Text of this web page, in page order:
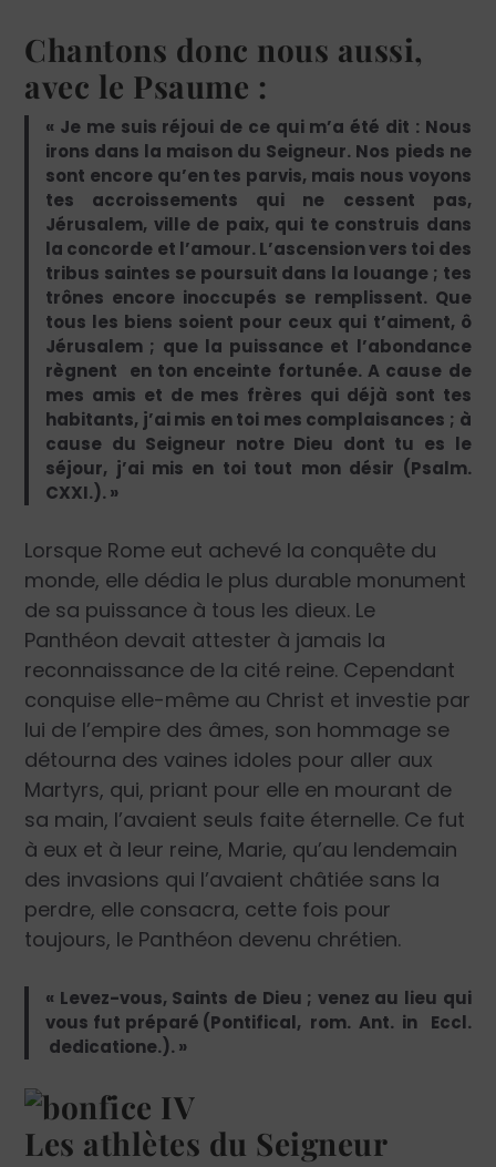
Chantons donc nous aussi,
avec le Psaume :
« Je me suis réjoui de ce qui m’a été dit : Nous
irons dans la maison du Seigneur. Nos pieds ne
sont encore qu’en tes parvis, mais nous voyons
tes accroissements qui ne cessent pas,
Jérusalem, ville de paix, qui te construis dans
la concorde et l’amour. L’ascension vers toi des
tribus saintes se poursuit dans la louange ; tes
trônes encore inoccupés se remplissent. Que
tous les biens soient pour ceux qui t’aiment, ô
Jérusalem ; que la puissance et l’abondance
règnent en ton enceinte fortunée. A cause de
mes amis et de mes frères qui déjà sont tes
habitants, j’ai mis en toi mes complaisances ; à
cause du Seigneur notre Dieu dont tu es le
séjour, j’ai mis en toi tout mon désir (Psalm.
CXXI.). »
Lorsque Rome eut achevé la conquête du
monde, elle dédia le plus durable monument
de sa puissance à tous les dieux. Le
Panthéon devait attester à jamais la
reconnaissance de la cité reine. Cependant
conquise elle-même au Christ et investie par
lui de l’empire des âmes, son hommage se
détourna des vaines idoles pour aller aux
Martyrs, qui, priant pour elle en mourant de
sa main, l’avaient seuls faite éternelle. Ce fut
à eux et à leur reine, Marie, qu’au lendemain
des invasions qui l’avaient châtiée sans la
perdre, elle consacra, cette fois pour
toujours, le Panthéon devenu chrétien.
« Levez-vous, Saints de Dieu ; venez au lieu qui
vous fut préparé (Pontifical, rom. Ant. in Eccl.
dedicatione.). »
Les athlètes du Seigneur